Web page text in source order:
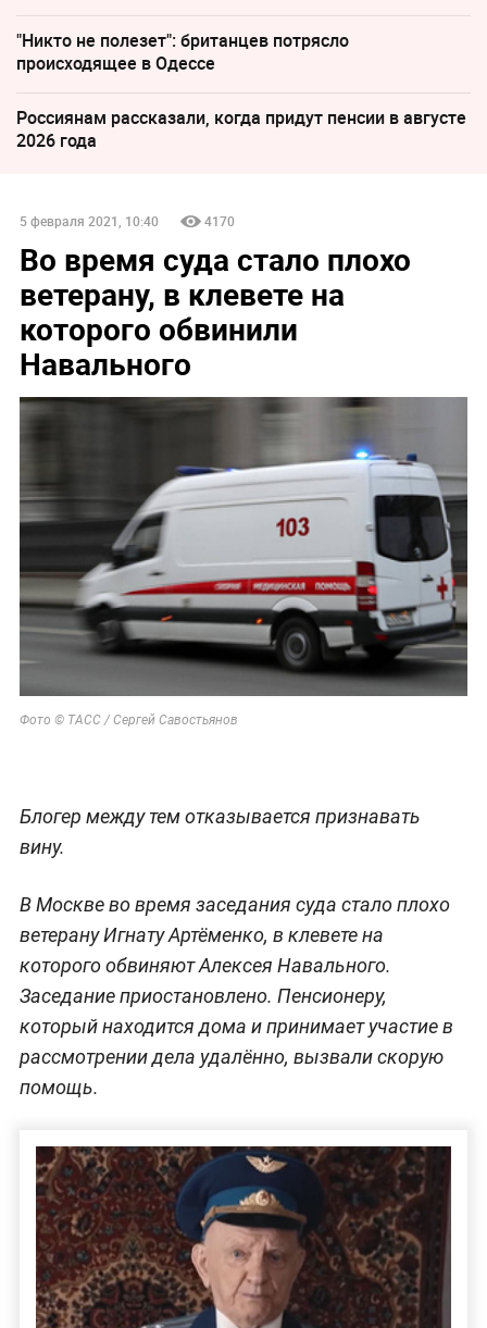
"Никто не полезет": британцев потрясло
происходящее в Одессе
Россиянам рассказали, когда придут пенсии в августе
2026 года
5 февраля 2021, 10:40 4170
Во время суда стало плохо
ветерану, в клевете на
которого обвинили
Навального
Фото © ТАСС / Сергей Савостьянов
Блогер между тем отказывается признавать
вину.
В Москве во время заседания суда стало плохо
ветерану Игнату Артёменко, в клевете на
которого обвиняют Алексея Навального.
Заседание приостановлено. Пенсионеру,
который находится дома и принимает участие в
рассмотрении дела удалённо, вызвали скорую
помощь.